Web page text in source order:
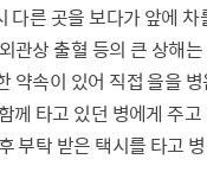
다른 곳을 보다가 앞에
관상 출혈 등의 큰 상해
약속이 있어 직접 을을
께 타고 있던 병에게 주
부탁 받은 택시를 타고